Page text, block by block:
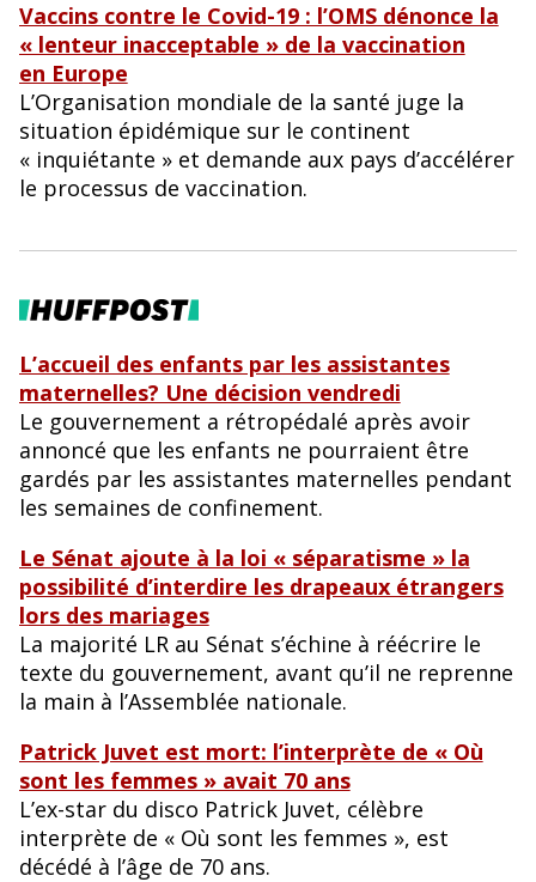
Vaccins contre le Covid-19 : l’OMS dénonce la
« lenteur inacceptable » de la vaccination
en Europe
L’Organisation mondiale de la santé juge la
situation épidémique sur le continent
« inquiétante » et demande aux pays d’accélérer
le processus de vaccination.
L’accueil des enfants par les assistantes
maternelles? Une décision vendredi
Le gouvernement a rétropédalé après avoir
annoncé que les enfants ne pourraient être
gardés par les assistantes maternelles pendant
les semaines de confinement.
Le Sénat ajoute à la loi « séparatisme » la
possibilité d’interdire les drapeaux étrangers
lors des mariages
La majorité LR au Sénat s’échine à réécrire le
texte du gouvernement, avant qu’il ne reprenne
la main à l’Assemblée nationale.
Patrick Juvet est mort: l’interprète de « Où
sont les femmes » avait 70 ans
L’ex-star du disco Patrick Juvet, célèbre
interprète de « Où sont les femmes », est
décédé à l’âge de 70 ans.